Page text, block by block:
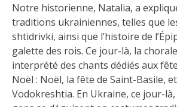
Notre historienne, Natalia, a
traditions ukrainiennes, telles que
shtidrivki, ainsi que l’histoire de
galette des rois. Ce jour-là, la
interprété des chants dédiés aux
Noël : Noël, la fête de Saint-Basile,
Vodokreshtia. En Ukraine, ce jour-